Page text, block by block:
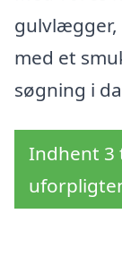
gulvlægger,
med et
søgning i
Indhent 3